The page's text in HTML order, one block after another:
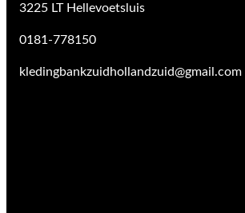
3225 LT Hellevoetsluis
0181-778150
kledingbankzuidhollandzuid@gmail.com